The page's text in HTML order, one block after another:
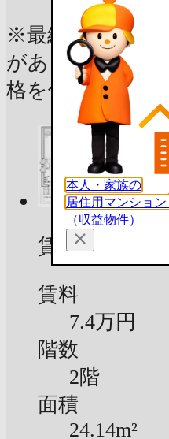
※最終的な成約
があります。ま
格を保証するも
賃貸募集中
賃料
7.4万円
階数
2階
面積
24.14m²
本人・家族の
居住用マンション
（収益物件）